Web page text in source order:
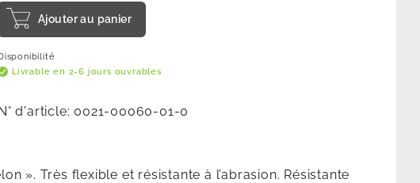
Ajouter au panier
Livrable en 2-6 jours ouvrables
d'article: 0021-00060-01-0
». Très flexible et résistante à l’abrasion. Résistante